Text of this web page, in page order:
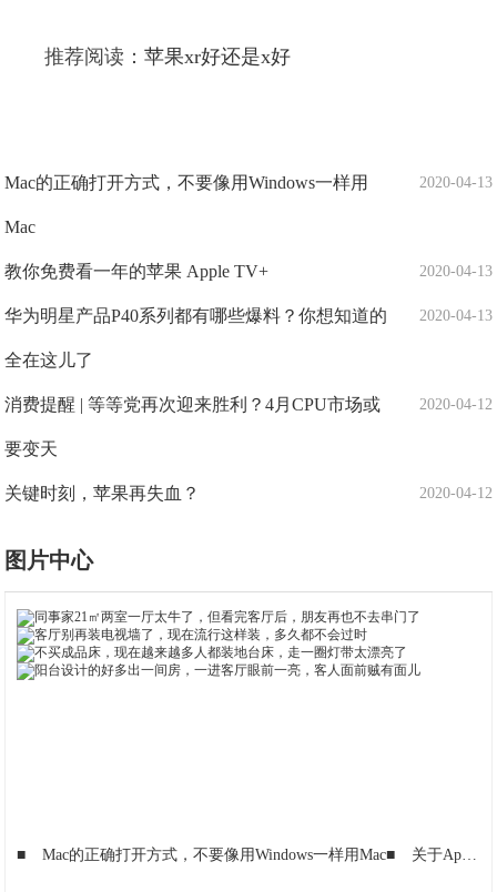
推荐阅读：苹果xr好还是x好
2020-04-13
Mac的正确打开方式，不要像用Windows一样用
Mac
2020-04-13
教你免费看一年的苹果 Apple TV+
2020-04-13
华为明星产品P40系列都有哪些爆料？你想知道的
全在这儿了
2020-04-12
消费提醒 | 等等党再次迎来胜利？4月CPU市场或
要变天
2020-04-12
关键时刻，苹果再失血？
图片中心
■ Mac的正确打开方式，不要像用Windows一样用Mac■ 关于Apple新款iPhone，目前我们知道些什么？